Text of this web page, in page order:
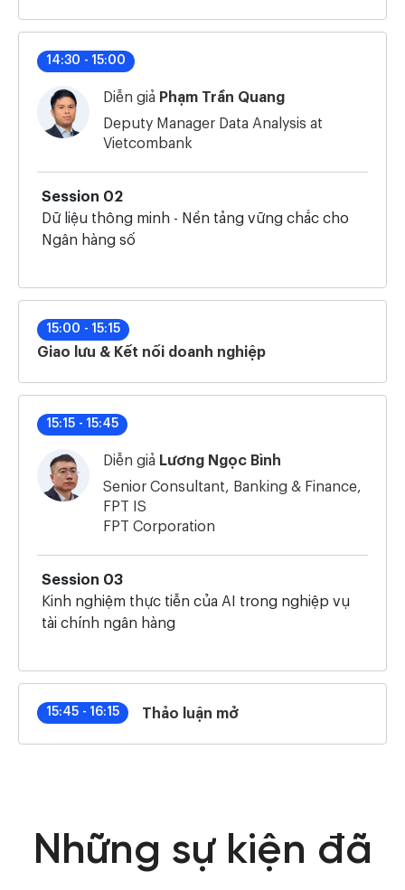
14:30 - 15:00
Diễn giả Phạm Trần Quang
Deputy Manager Data Analysis at
Vietcombank
Session 02
Dữ liệu thông minh - Nền tảng vững chắc cho
Ngân hàng số
15:00 - 15:15
Giao lưu & Kết nối doanh nghiệp
15:15 - 15:45
Diễn giả Lương Ngọc Bình
Senior Consultant, Banking & Finance,
FPT IS
FPT Corporation
Session 03
Kinh nghiệm thực tiễn của AI trong nghiệp vụ
tài chính ngân hàng
15:45 - 16:15 Thảo luận mở
Những sự kiện đã